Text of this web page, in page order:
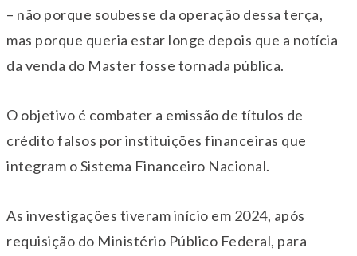
– não porque soubesse da operação dessa terça,
mas porque queria estar longe depois que a notícia
da venda do Master fosse tornada pública.
O objetivo é combater a emissão de títulos de
crédito falsos por instituições financeiras que
integram o Sistema Financeiro Nacional.
As investigações tiveram início em 2024, após
requisição do Ministério Público Federal, para